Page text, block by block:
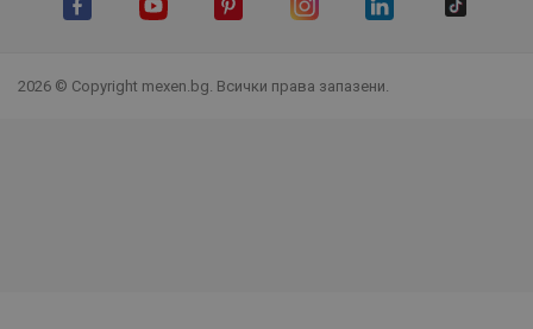
2026 © Copyright mexen.bg. Всички права запазени.